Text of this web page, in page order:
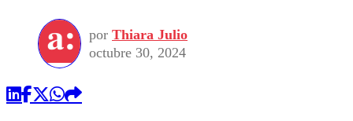
Seleccion Chilena
Torneo Internacional
Economía
Internacional
Publicaciones en medios
Opinión
por Thiara Julio
octubre 30, 2024